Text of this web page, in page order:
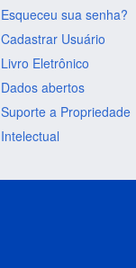
Esqueceu sua senha?
Cadastrar Usuário
Livro Eletrônico
Dados abertos
Suporte a Propriedade
Intelectual